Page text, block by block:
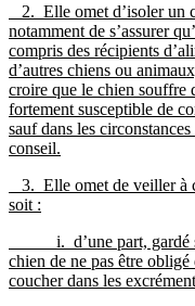
2. Elle omet d’isoler un
notamment de s’assurer
compris des récipients
d’autres chiens ou
croire que le chien souffre
fortement susceptible de
sauf dans les
conseil.
3. Elle omet de veiller à
soit :
i. d’une part, gardé
chien de ne pas être obligé
coucher dans les